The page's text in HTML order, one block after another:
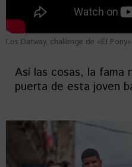
Los Datway, challenge de «El Pony».
Así las cosas, la fama
puerta de esta joven